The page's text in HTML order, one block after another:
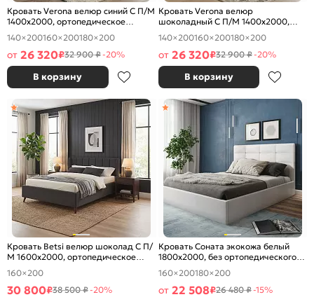
Кровать Verona велюр синий С П/М
1400x2000, ортопедическое
основание, изголовье мягкое
140×200160×200180×200
от 26 320₽32 900 ₽-20%
В корзину
Кровать Verona велюр
шоколадный С П/М 1400x2000,
ортопедическое основание,
изголовье мягкое
140×200160×200180×200
от 26 320₽32 900 ₽-20%
В корзину
Кровать Betsi велюр шоколад С П/
М 1600x2000, ортопедическое
основание, изголовье мягкое
160×200
30 800₽38 500 ₽-20%
Кровать Соната экокожа белый
1800x2000, без ортопедического
основания, изголовье мягкое
160×200180×200
от 22 508₽26 480 ₽-15%